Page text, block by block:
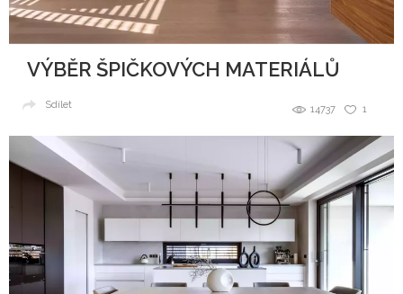
VÝBĚR ŠPIČKOVÝCH MATERIÁLŮ
1
14737
Sdílet